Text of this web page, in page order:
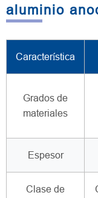
aluminio
Característica
Grados de
materiales
Espesor
Clase de